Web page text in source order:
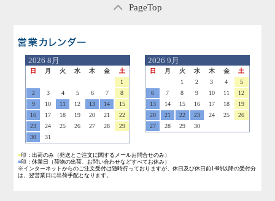
PageTop
2026 8月
日 月 火 水 木 金
土
1
2
3 4 5 6 7
8
9
10 11 12 13 14
15
16
17 18 19 20 21
22
23
24 25 26 27 28
29
30
31
2026 9月
日 月 火 水 木 金
土
1
2 3 4
5
6
7 8 9 10 11
12
13
14 15 16 17 18
19
20
21 22 23 24 25
26
27
28 29 30
■印：出荷のみ （発送とご注文に関するメールお問合せのみ）
■印：休業日
（荷物の出荷、お問い合わせなどすべてお休み）
※インターネットからのご注文受付は随時行っておりますが、休日及び休日前14時以降の受付分
は、翌営業日に出荷手配となります。